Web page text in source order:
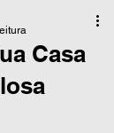
Casa